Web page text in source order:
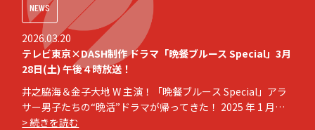
NEWS
2026.03.20
テレビ東京×DASH制作 ドラマ「晩餐ブルース Special」3月
28日(土) 午後４時放送！
井之脇海＆金子大地 W 主演！「晩餐ブルース Special」アラ
サー男子たちの“晩活”ドラマが帰ってきた！ 2025 年 1 ⽉ク
ールに放送された連続ドラマ「晩餐ブルース」。 ドラマディ
> 続きを読む